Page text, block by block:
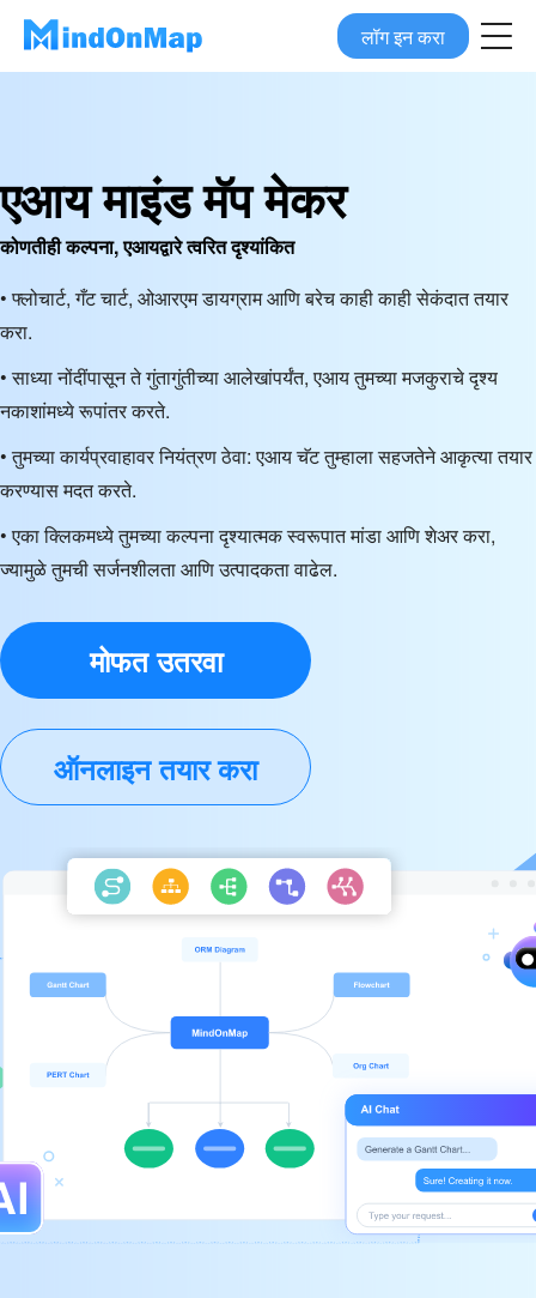
लॉग इन करा
एआय माइंड मॅप मेकर
कोणतीही कल्पना, एआयद्वारे त्वरित दृश्यांकित
• फ्लोचार्ट, गँट चार्ट, ओआरएम डायग्राम आणि बरेच काही काही सेकंदात तयार
करा.
• साध्या नोंदींपासून ते गुंतागुंतीच्या आलेखांपर्यंत, एआय तुमच्या मजकुराचे दृश्य
नकाशांमध्ये रूपांतर करते.
• तुमच्या कार्यप्रवाहावर नियंत्रण ठेवा: एआय चॅट तुम्हाला सहजतेने आकृत्या तयार
करण्यास मदत करते.
• एका क्लिकमध्ये तुमच्या कल्पना दृश्यात्मक स्वरूपात मांडा आणि शेअर करा,
ज्यामुळे तुमची सर्जनशीलता आणि उत्पादकता वाढेल.
मोफत उतरवा
ऑनलाइन तयार करा